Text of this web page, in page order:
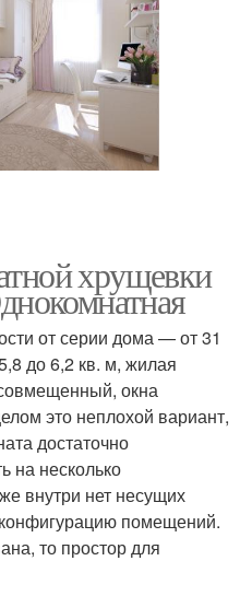
хрущевки
от серии дома — от 31
до 6,2 кв. м, жилая
окна
это неплохой вариант,
достаточно
на несколько
внутри нет несущих
помещений.
то простор для